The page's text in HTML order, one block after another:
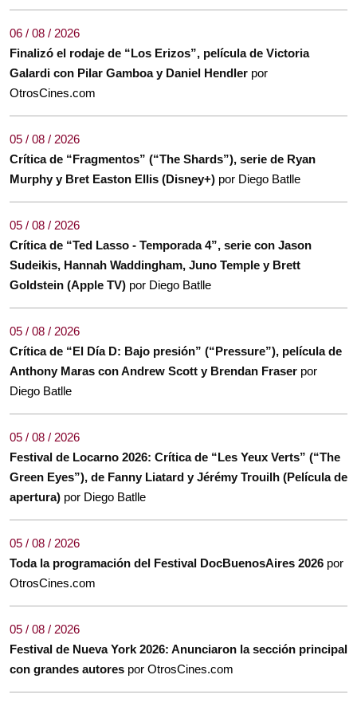
06 / 08 / 2026
Finalizó el rodaje de “Los Erizos”, película de Victoria
Galardi con Pilar Gamboa y Daniel Hendler por
OtrosCines.com
05 / 08 / 2026
Crítica de “Fragmentos” (“The Shards”), serie de Ryan
Murphy y Bret Easton Ellis (Disney+) por Diego Batlle
05 / 08 / 2026
Crítica de “Ted Lasso - Temporada 4”, serie con Jason
Sudeikis, Hannah Waddingham, Juno Temple y Brett
Goldstein (Apple TV) por Diego Batlle
05 / 08 / 2026
Crítica de “El Día D: Bajo presión” (“Pressure”), película de
Anthony Maras con Andrew Scott y Brendan Fraser por
Diego Batlle
05 / 08 / 2026
Festival de Locarno 2026: Crítica de “Les Yeux Verts” (“The
Green Eyes”), de Fanny Liatard y Jérémy Trouilh (Película de
apertura) por Diego Batlle
05 / 08 / 2026
Toda la programación del Festival DocBuenosAires 2026 por
OtrosCines.com
05 / 08 / 2026
Festival de Nueva York 2026: Anunciaron la sección principal
con grandes autores por OtrosCines.com